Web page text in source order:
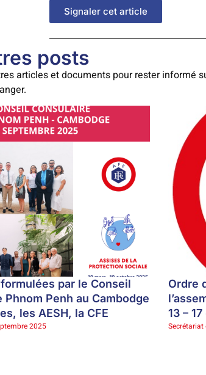
Signaler cet article
posts
articles et documents pour rester informé
par le Conseil
Penh au Cambodge
les AESH, la CFE
2025
Ordre
13 –
Secrétariat